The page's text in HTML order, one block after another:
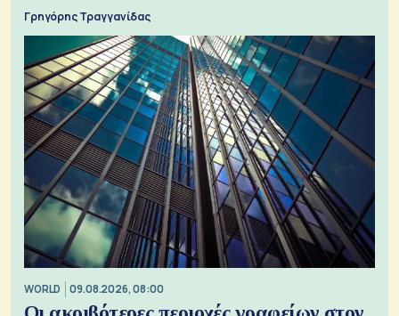
Γρηγόρης Τραγγανίδας
WORLD 09.08.2026, 08:00